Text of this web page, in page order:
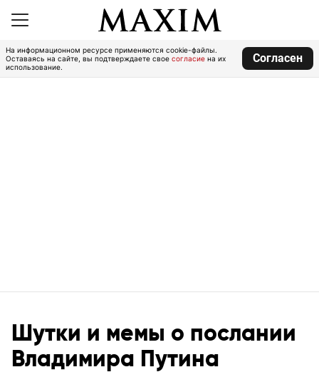
На информационном ресурсе применяются cookie-файлы.
Оставаясь на сайте, вы подтверждаете свое согласие на их
использование.
Согласен
Шутки и мемы о послании
Владимира Путина